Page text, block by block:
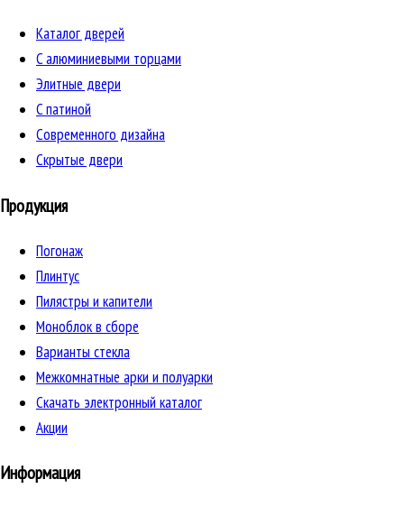
Каталог дверей
C алюминиевыми торцами
Элитные двери
C патиной
Cовременного дизайна
Скрытые двери
Продукция
Погонаж
Плинтус
Пилястры и капители
Моноблок в сборе
Варианты стекла
Межкомнатные арки и полуарки
Скачать электронный каталог
Акции
Информация